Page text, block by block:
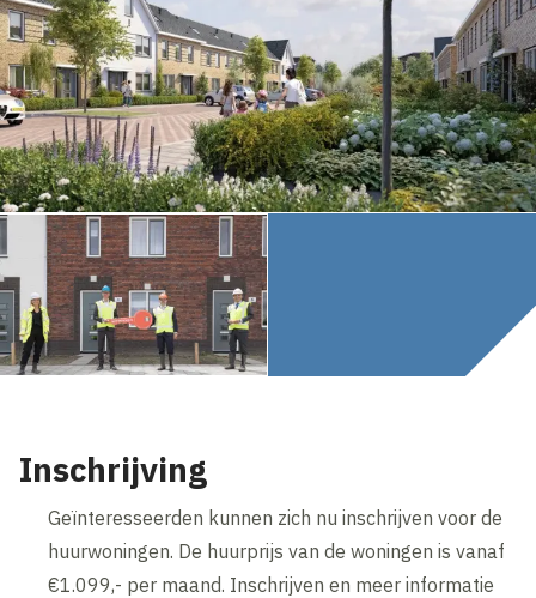
Inschrijving
Geïnteresseerden kunnen zich nu inschrijven voor de
huurwoningen. De huurprijs van de woningen is vanaf
€1.099,- per maand. Inschrijven en meer informatie